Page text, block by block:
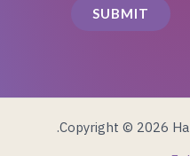
SUBMIT
Copyright © 2026